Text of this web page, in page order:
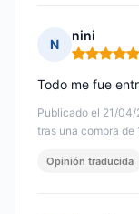
N
nini
Nota: 5 de 5
Publicado el 21/04/
tras una compra de
Todo me fue
Opinión traducida